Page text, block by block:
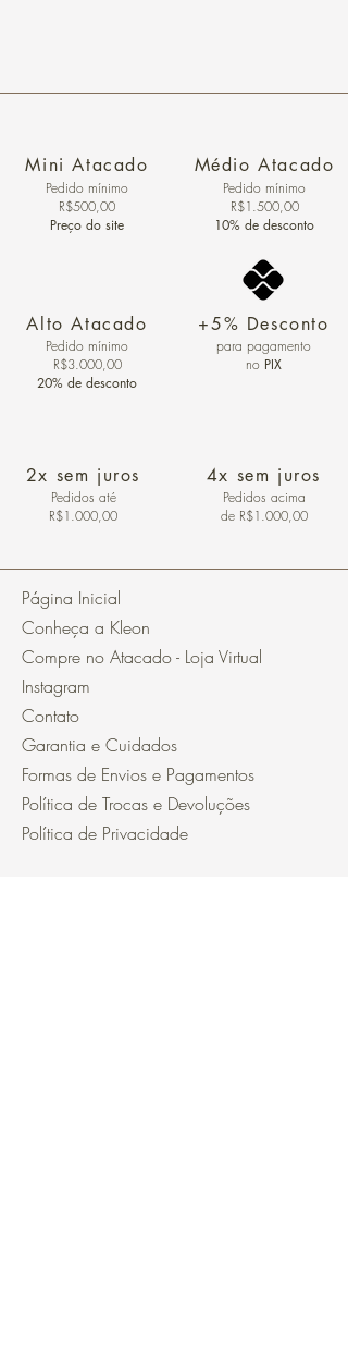
Mini Atacado
Pedido ​mínimo
R$500,00
Preço do site
Alto Atacado
Pedido mínimo
R$3.000,00
20% de desconto
2x sem juros
Pedidos até
R$1.000,00
Médio Atacado
Pedido mínimo
R$1.500,00
10% de desconto
+5% Desconto
para pagamento
no PIX
4x sem juros
Pedidos acima
de R$1.000,00
Página Inicial
Conheça a Kleon
Compre no Atacado - Loja Virtual
Instagram
Contato
Garantia e Cuidados
Formas de Envios e Pagamentos
Política de Trocas e Devoluções
Política de Privacidade